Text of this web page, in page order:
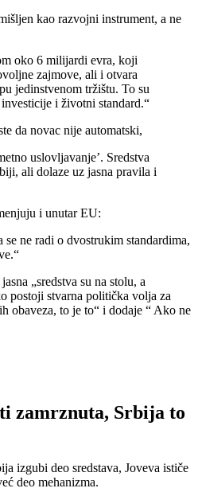
kao razvojni instrument, a ne
oko 6 milijardi evra, koji
zajmove, ali i otvara
jedinstvenom tržištu. To su
i životni standard.“
da novac nije automatski,
uslovljavanje’. Sredstva
ali dolaze uz jasna pravila i
i unutar EU:
se ne radi o dvostrukim standardima,
„sredstva su na stolu, a
postoji stvarna politička volja za
obaveza, to je to“ i dodaje “ Ako ne
zamrznuta, Srbija to
izgubi deo sredstava, Joveva ističe
deo mehanizma.